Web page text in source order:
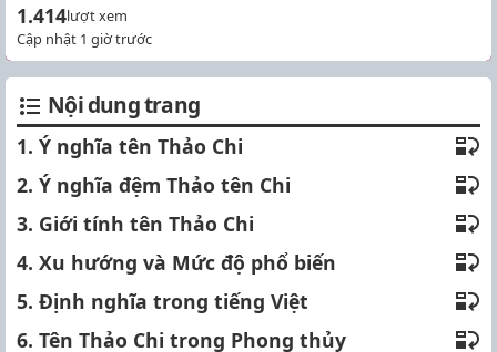
1.414lượt xem
Cập nhật 1 giờ trước
Nội dung trang
1. Ý nghĩa tên Thảo Chi
2. Ý nghĩa đệm Thảo tên Chi
3. Giới tính tên Thảo Chi
4. Xu hướng và Mức độ phổ biến
5. Định nghĩa trong tiếng Việt
6. Tên Thảo Chi trong Phong thủy